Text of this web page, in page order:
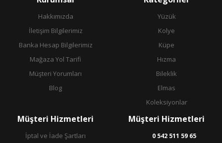
Hakkımızda
İletişim Bilgilerimiz
Banka Hesap Bilgilerimiz
Mağaza Yol Tarifi
Müşteri Yorumları
Blog
Yüzük
Kolye
Küpe
Hızma
Bileklik
Elmas
Koleksiyonlar
Müşteri Hizmetleri
İptal ve İade Şartları
Müşteri Hizmetleri
0 542 511 59 65